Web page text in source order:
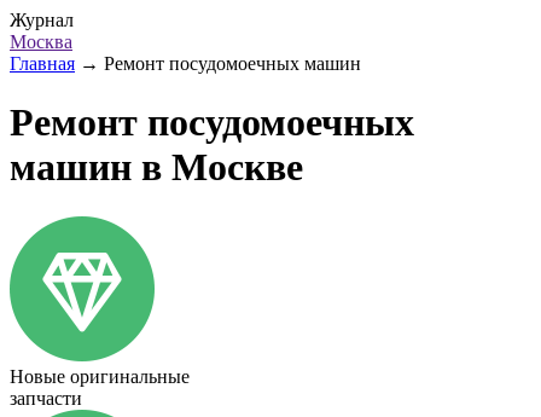
Журнал
Москва
Главная → Ремонт посудомоечных машин
Ремонт посудомоечных
машин в Москве
Новые оригинальные
запчасти